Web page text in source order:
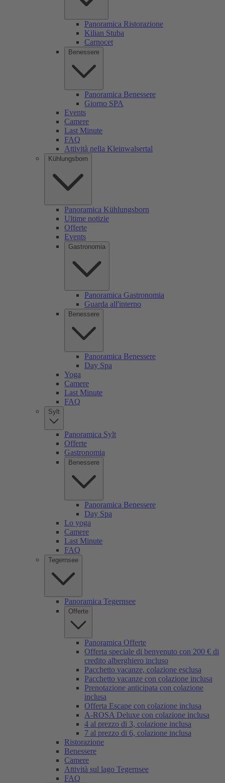
Panoramica Ristorazione
Kilian Stuba
Carnocet
Benessere
Panoramica Benessere
Giorno SPA
Events
Camere
Last Minute
FAQ
Attività nella Kleinwalsertal
Kühlungsborn
Panoramica Kühlungsborn
Ultime notizie
Offerte
Events
Gastronomia
Panoramica Gastronomia
Guarda all'interno
Benessere
Panoramica Benessere
Day Spa
Yoga
Camere
Last Minute
FAQ
Sylt
Panoramica Sylt
Offerte
Gastronomia
Benessere
Panoramica Benessere
Day Spa
Lo yoga
Camere
Last Minute
FAQ
Tegernsee
Panoramica Tegernsee
Offerte
Panoramica Offerte
Offerta speciale di benvenuto con 200 € di
credito alberghiero incluso
Pacchetto vacanze, colazione esclusa
Pacchetto vacanze con colazione inclusa
Prenotazione anticipata con colazione
inclusa
Offerta Escape con colazione inclusa
A-ROSA Deluxe con colazione inclusa
4 al prezzo di 3, colazione inclusa
7 al prezzo di 6, colazione inclusa
Ristorazione
Benessere
Camere
Attività sul lago Tegernsee
FAQ